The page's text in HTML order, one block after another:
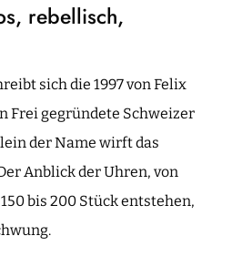
rebellisch,
sich die 1997 von Felix
Frei gegründete Schweizer
der Name wirft das
Anblick der Uhren, von
bis 200 Stück entstehen,